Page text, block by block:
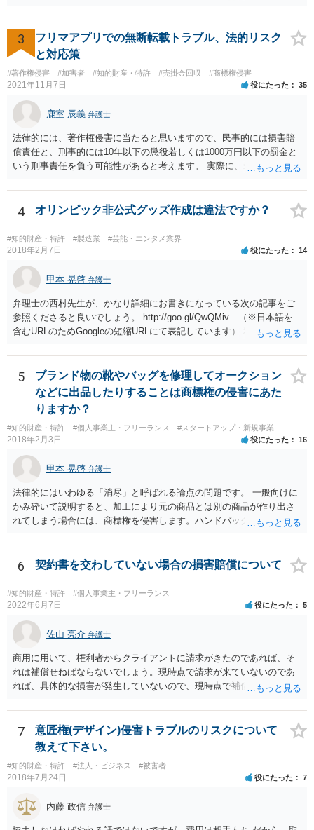
すから、ABとしては、上記を考慮して、できる限り有利な金額を提案
し、交渉していくことがよろしいように思います。 Cが上記（1）
（2）の方法をとった場合に手残りがいくらになるかの計算は簡単では
ないものの、ある程度見通しもつけられますので、その金額を考慮し
つつ、提案金額を調整することをお勧めいたします。 なお、将来的な
紛争の可能性を考慮するのであれば、Cからの持分買い取りと合わせ
て、AB間の権利調整（可能であれば共有を解消し、分筆してそれぞれ
単独所有するなど）も検討なさると良いですね。
あります。 なお、仮に日本法になるとしても、新しい会社との間で契
約が有効かどうかは、ライセンスされた権利の種類（著作権、商標
権、特許権など）や契約の時期などを見て判断する必要があります。
れますので、弁護士に直接相談されることをお勧めします。
3
フリマアプリでの無断転載トラブル、法的リスク
と対応策
#著作権侵害 #加害者 #知的財産・特許 #売掛金回収 #商標権侵害
2021年11月7日 役にたった 35
鹿室 辰義 弁護士
法律的には、著作権侵害に当たると思いますので、民事的には損害賠
償責任と、刑事的には10年以下の懲役若しくは1000万円以下の罰金と
いう刑事責任を負う可能性があると考えます。 実際に、裁判になった
受理すると、取調べ等の捜査が行われる可能性があります。 そして、
刑事責任を軽くするためには、被害弁償等を行う必要があります。 今
4 オリンピック非公式グッズ作成は違法ですか？
#知的財産・特許 #製造業 #芸能・エンタメ業界
2018年2月7日 役にたった 14
甲本 晃啓 弁護士
弁理士の西村先生が、かなり詳細にお書きになっている次の記事をご
参照くださると良いでしょう。 http://goo.gl/QwQMiv （※日本語を
含むURLのためGoogleの短縮URLにて表記しています） 私も同先生と
とも不正競争防止法上の問題は生じうると思います。
5
ブランド物の靴やバッグを修理してオークション
などに出品したりすることは商標権の侵害にあた
りますか？
#知的財産・特許 #個人事業主・フリーランス #スタートアップ・新規事業
2018年2月3日 役にたった 16
甲本 晃啓 弁護士
法律的にはいわゆる「消尽」と呼ばれる論点の問題です。 一般向けに
かみ砕いて説明すると、加工により元の商品とは別の商品が作り出さ
れてしまう場合には、商標権を侵害します。ハンドバッグをポーチに
ための加工（一般にいう修理）は、商標権を侵害しません。 商標権者
は、その商品を売ったときに対価を回収しているので、商標権は用い
で、商標権者の預かり知らないところで、販売した商品から別の商品
（コピー品やリメイク品）が作りだされてしまうと、その商品が仮に
酷い品質であれば、商標権者のブランドイメージが傷ついてしまいま
すし、その証商標権者にクレームが来てしまいますので、商標権を侵
般消費者の信頼も害することになります。また、本来商標権者に入る
べき利益が入らないことになります。 修理だけではそのような問題は
生じません。
6 契約書を交わしていない場合の損害賠償について
#知的財産・特許 #個人事業主・フリーランス
2022年6月7日 役にたった 5
佐山 亮介 弁護士
商用に用いて、権利者からクライアントに請求がきたのであれば、そ
れは補償せねばならないでしょう。現時点で請求が来ていないのであ
れば、具体的な損害が発生していないので、現時点で補償の必要はあ
補償し、その補償分を損害として外注先に賠償請求することになるで
しょう。
7
意匠権(デザイン)侵害トラブルのリスクについて
教えて下さい。
#知的財産・特許 #法人・ビジネス #被害者
2018年7月24日 役にたった 7
内藤 政信 弁護士